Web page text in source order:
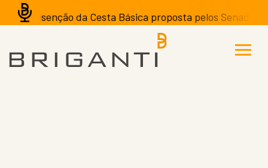
A isenção da Cesta Básica proposta pelos Senadores